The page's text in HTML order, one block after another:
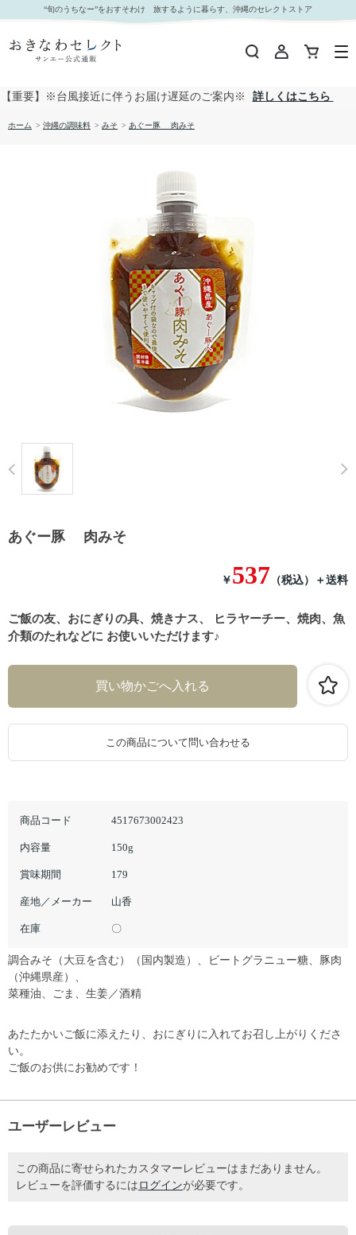
あぐー豚 肉みそ｜おきなわセレクト サンエー公式通販
“旬のうちなー”をおすそわけ 旅するように暮らす、沖縄のセレクトストア
【重要】※台風接近に伴うお届け遅延のご案内※ 詳しくはこちら
ホーム > 沖縄の調味料 > みそ > あぐー豚 肉みそ
Prev
あぐー豚 肉みそ
ご飯の友、おにぎりの具、焼きナス、 ヒラヤーチー、焼肉、魚
介類のたれなどに お使いいただけます♪
￥ 537 （税込） ＋送料
商品コード 4517673002423
内容量 150g
賞味期間 179
産地／メーカー 山香
在庫 〇
この商品について問い合わせる
調合みそ（大豆を含む）（国内製造）、ビートグラニュー糖、豚肉
（沖縄県産）、
菜種油、ごま、生姜／酒精
あたたかいご飯に添えたり、おにぎりに入れてお召し上がりくださ
い。
ご飯のお供にお勧めです！
ユーザーレビュー
この商品に寄せられたカスタマーレビューはまだありません。
レビューを評価するには ログインが必要です。